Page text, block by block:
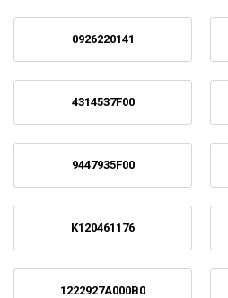
0926220141
4314537F00
9447935F00
K120461176
1222927A000B0